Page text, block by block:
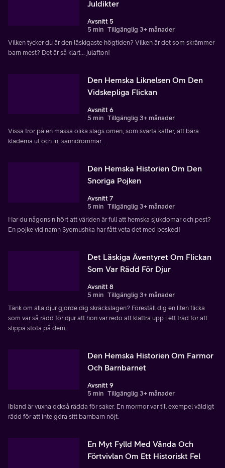
Juldikter
Avsnitt 5
5 min Tillgänglig 3+ månader
Vilken tycker du är den läskigaste högtiden? Vilken är det som skrämmer
barn mest? Det är så klart... julafton!
Den Hemska Liknelsen Om Den
Vidskepliga Flickan
Avsnitt 6
5 min Tillgänglig 3+ månader
Vissa tror på en massa olika slags omen, som svarta katter, att bära
kläderna ut och in, sanndrömmar...
Den Hemska Historien Om Den
Snoriga Pojken
Avsnitt 7
5 min Tillgänglig 3+ månader
Har du någonsin hört att världen är full att hemska sjukdomar och pest?
En pojke vid namn Syomushka har fått veta det med besked!
Det Läskiga Äventyret Om Flickan
Som Var Rädd För Djur
Avsnitt 8
5 min Tillgänglig 3+ månader
Tänk om alla djur gjorde dig skräckslagen? Föreställ dig en liten flicka
som var så rädd för djur att hon var redo att klättra upp i ett träd för att
slippa stöta på dem.
Den Hemska Historien Om Farmor
Och Barnbarnet
Avsnitt 9
5 min Tillgänglig 3+ månader
Ibland är vuxna också rädda för saker. En mormor var till exempel väldigt
rädd för att inte göra sitt barnbarn nöjt.
En Myt Fylld Med Vånda Och
Förtvivlan Om Ett Historiskt Fel